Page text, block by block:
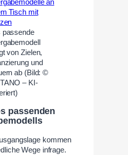
passende
von Zielen,
und
ab (Bild: ©
– KI-
passenden
kommen
Wege infrage.